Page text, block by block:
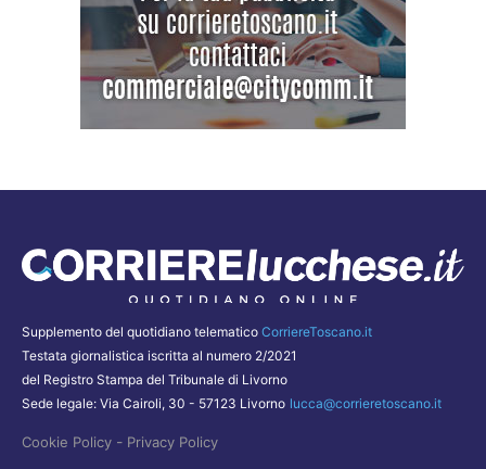
Supplemento del quotidiano telematico CorriereToscano.it
Testata giornalistica iscritta al numero 2/2021
del Registro Stampa del Tribunale di Livorno
Sede legale: Via Cairoli, 30 - 57123 Livorno lucca@corrieretoscano.it
Cookie Policy - Privacy Policy